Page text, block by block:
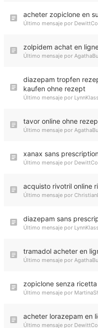
acheter zopiclone en
Último mensaje por
zolpidem achat en
Último mensaje por
diazepam tropfen
kaufen ohne rezept
Último mensaje por LynnKlass
tavor online ohne
Último mensaje por
xanax sans
Último mensaje por
acquisto rivotril online
Último mensaje por
diazepam sans
Último mensaje por LynnKlass
tramadol acheter en
Último mensaje por
zopiclone senza ricetta
Último mensaje por
acheter lorazepam en
Último mensaje por